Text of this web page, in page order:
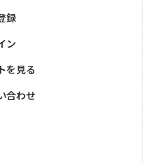
録
ン
を見る
合わせ